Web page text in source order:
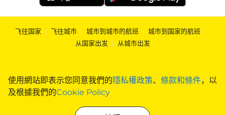
使用網站即表示您同意我們的隱私權政策、 條款和條件，以
及根據我們的Cookie Policy
飞往国家 | 飞往城市 | 城市到城市的航班 | 城市到国家的航班 |
从国家出发 | 从城市出发